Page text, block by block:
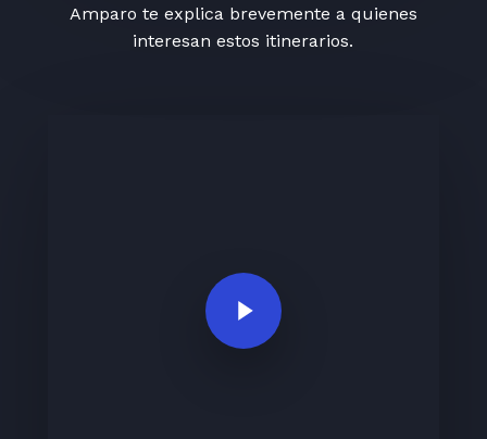
Amparo te explica brevemente a quienes
interesan estos itinerarios.
Play Video